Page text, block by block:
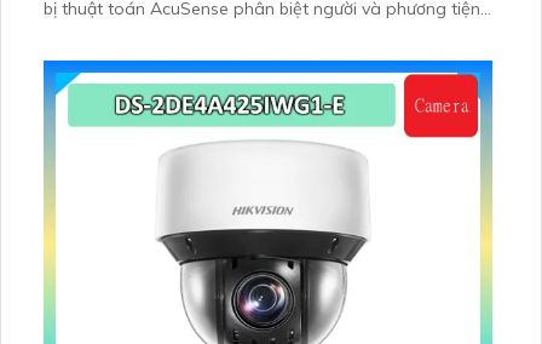
bị thuật toán AcuSense phân biệt người và phương tiện,
đêm bằng hồng ngoại 100m